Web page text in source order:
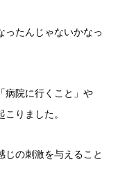
ったんじゃないかなっ
病院に行くこと」や
こりました。
じの刺激を与えること